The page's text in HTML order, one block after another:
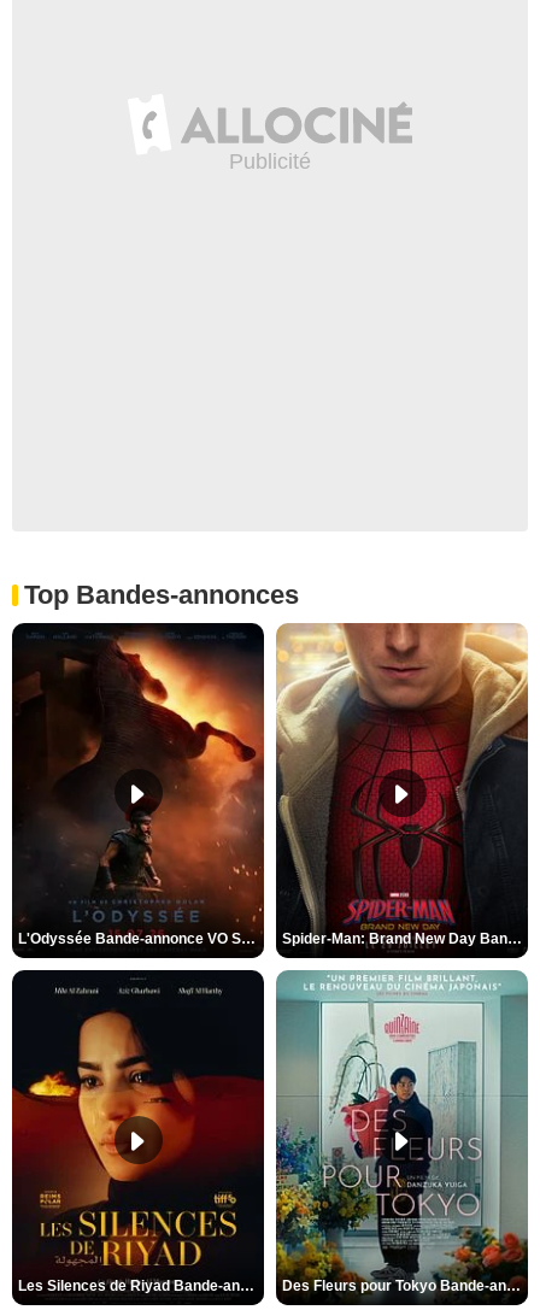
Top Bandes-annonces
L'Odyssée Bande-annonce VO STFR Spider-Man: Brand New Day Bande-annonce VO STFR
Les Silences de Riyad Bande-annonce VO STFR Des Fleurs pour Tokyo Bande-annonce VO STFR